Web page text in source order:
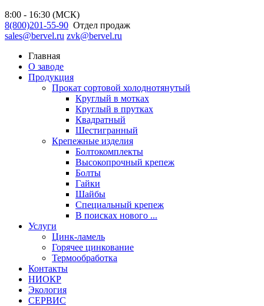
8:00 - 16:30 (МСК)
8(800)201-55-90 Отдел продаж
sales@bervel.ru zvk@bervel.ru
Главная
О заводе
Продукция
Прокат сортовой холоднотянутый
Круглый в мотках
Круглый в прутках
Квадратный
Шестигранный
Крепежные изделия
Болтокомплекты
Высокопрочный крепеж
Болты
Гайки
Шайбы
Специальный крепеж
В поисках нового ...
Услуги
Цинк-ламель
Горячее цинкование
Термообработка
Контакты
НИОКР
Экология
СЕРВИС